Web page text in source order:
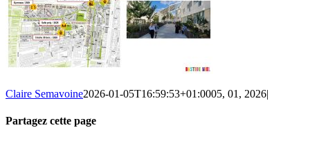
Claire Semavoine2026-01-05T16:59:53+01:0005, 01, 2026|
Partagez cette page